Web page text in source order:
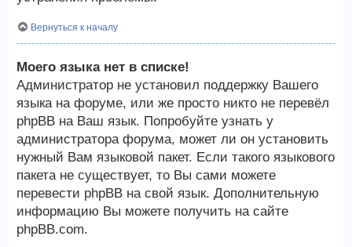
Вернуться к началу
Моего языка нет в списке!
Администратор не установил поддержку Вашего
языка на форуме, или же просто никто не перевёл
phpBB на Ваш язык. Попробуйте узнать у
администратора форума, может ли он установить
нужный Вам языковой пакет. Если такого языкового
пакета не существует, то Вы сами можете
перевести phpBB на свой язык. Дополнительную
информацию Вы можете получить на сайте
phpBB.com.